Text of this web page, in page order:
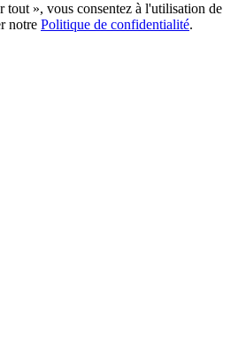
tout », vous consentez à l'utilisation de
notre Politique de confidentialité.